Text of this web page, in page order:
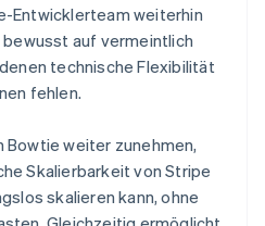
Entwicklerteam weiterhin
auf vermeintlich
technische Flexibilität
fehlen.
Bowtie weiter zunehmen,
Skalierbarkeit von Stripe
skalieren kann, ohne